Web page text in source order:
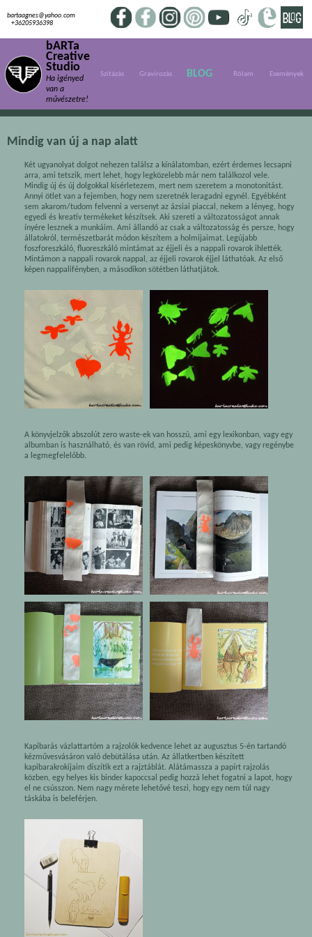
bartaagnes@yahoo.com
+36205936398
bARTa
Creative
Studio
Ha igényed
van a
művészetre!
Szitázás Gravírozás BLOG Rólam Események
Mindig van új a nap alatt
Két ugyanolyat dolgot nehezen találsz a kínálatomban, ezért érdemes lecsapni
arra, ami tetszik, mert lehet, hogy legközelebb már nem találkozol vele.
Mindig új és új dolgokkal kísérletezem, mert nem szeretem a monotonitást.
Annyi ötlet van a fejemben, hogy nem szeretnék leragadni egynél. Egyébként
sem akarom/tudom felvenni a versenyt az ázsiai piaccal, nekem a lényeg, hogy
egyedi és kreatív termékeket készítsek. Aki szereti a változatosságot annak
ínyére lesznek a munkáim. Ami állandó az csak a változatosság és persze, hogy
állatokról, természetbarát módon készítem a holmijaimat. Legújabb
foszforeszkáló, fluoreszkáló mintámat az éjjeli és a nappali rovarok ihlették.
Mintámon a nappali rovarok nappal, az éjjeli rovarok éjjel láthatóak. Az első
képen nappalifényben, a másodikon sötétben láthatjátok.
A könyvjelzők abszolút zero waste-ek van hosszú, ami egy lexikonban, vagy egy
albumban is használható, és van rövid, ami pedig képeskönyvbe, vagy regénybe
a legmegfelelőbb.
Kapibarás vázlattartóm a rajzolók kedvence lehet az augusztus 5-én tartandó
kézművesvásáron való debütálása után. Az állatkertben készített
kapibarakrokijaim díszítik ezt a rajztáblát. Alátámassza a papírt rajzolás
közben, egy helyes kis binder kapoccsal pedig hozzá lehet fogatni a lapot, hogy
el ne csússzon. Nem nagy mérete lehetővé teszi, hogy egy nem túl nagy
táskába is beleférjen.